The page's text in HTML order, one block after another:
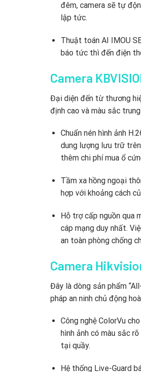
đêm,camera sẽ tự
lập tức.
Thuật toán AI IMOU
báo tức thì đến điện
Camera
Đại diện đến từ thương
định cao và màu sắc
Chuẩn nén hình ảnh
dung lượng lưu trữ
thêm chi phí mua ổ
Tầm xa hồng ngoại
hợp với khoảng cách
Hỗ trợ cấp nguồn qua
cáp mạng duy nhất.
an toàn phòng chống
Camera
Đây là dòng sản phẩm
pháp an ninh chủ động
Công nghệ ColorVu
hình ảnh có màu sắc
tại quầy.
Hệ thống Live-Guard